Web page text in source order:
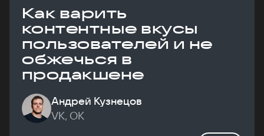
Как варить
контентные вкусы
пользователей и не
обжечься в
продакшене
Андрей Кузнецов
VK, ОК